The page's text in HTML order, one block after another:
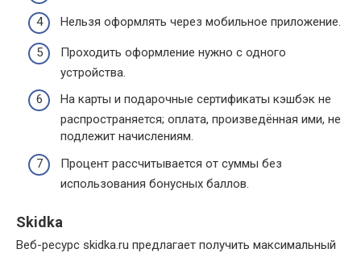
Нельзя оформлять через мобильное приложение.
Проходить оформление нужно с одного
устройства.
На карты и подарочные сертификаты кэшбэк не
распространяется; оплата, произведённая ими, не
подлежит начислениям.
Процент рассчитывается от суммы без
использования бонусных баллов.
Skidka
Веб-ресурс skidka.ru предлагает получить максимальный